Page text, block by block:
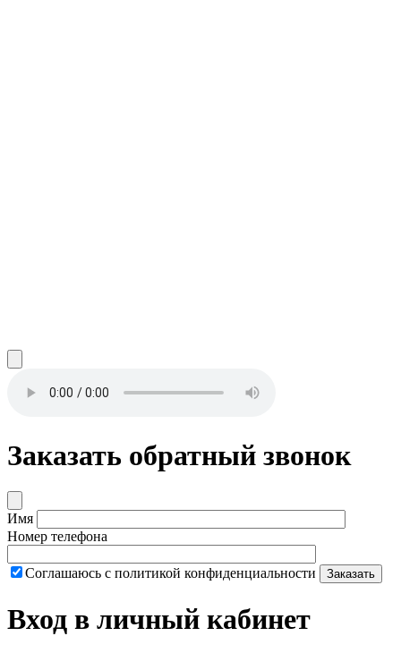
Заказать обратный звонок
Имя
Номер телефона
Соглашаюсь с политикой конфиденциальности Заказать
Вход в личный кабинет